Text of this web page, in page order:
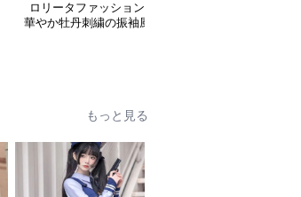
ロリータファッション
華やか牡丹刺繍の振袖風
もっと見る